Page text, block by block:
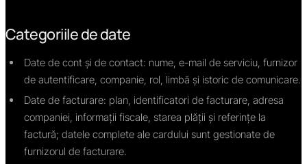
Categoriile de date
Date de cont și de contact: nume, e-mail de serviciu, furnizor
de autentificare, companie, rol, limbă și istoric de comunicare.
Date de facturare: plan, identificatori de facturare, adresa
companiei, informații fiscale, starea plății și referințe la
factură; datele complete ale cardului sunt gestionate de
furnizorul de facturare.